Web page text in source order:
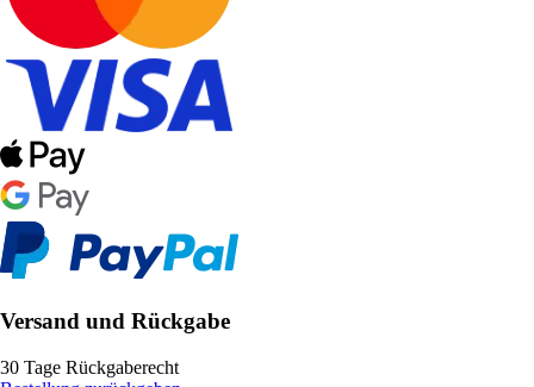
Versand und Rückgabe
30 Tage Rückgaberecht